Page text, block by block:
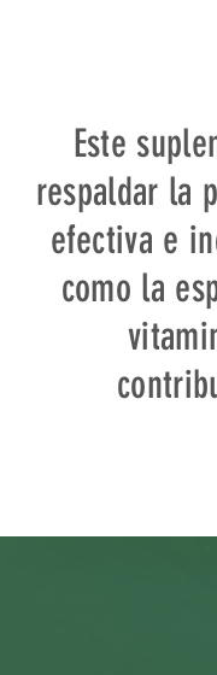
Este
respaldar la
efectiva e
como la